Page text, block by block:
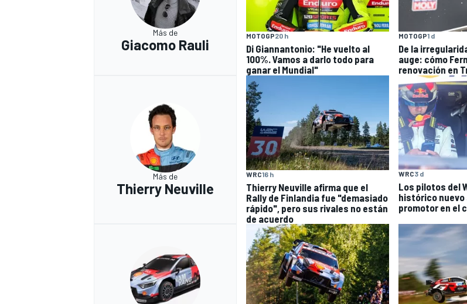
Más de
Giacomo Rauli
MOTOGP20 h
Di Giannantonio: "He vuelto al
100%. Vamos a darlo todo para
ganar el Mundial"
MOTOGP1 d
De la
auge: cómo
renovación en
Más de
Thierry Neuville
WRC16 h
Thierry Neuville afirma que el
Rally de Finlandia fue "demasiado
rápido", pero sus rivales no están
de acuerdo
WRC3 d
Los pilotos del
histórico nuevo
promotor en el